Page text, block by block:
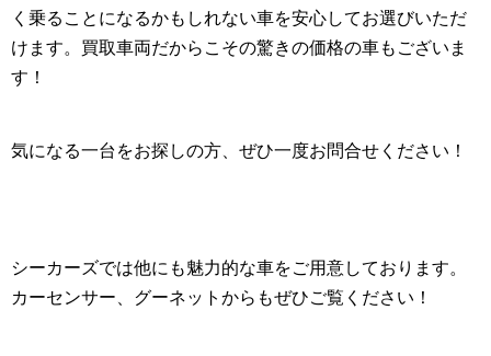
く乗ることになるかもしれない車を安心してお選びいただ
けます。買取車両だからこその驚きの価格の車もございま
す！
気になる一台をお探しの方、ぜひ一度お問合せください！
シーカーズでは他にも魅力的な車をご用意しております。
カーセンサー、グーネットからもぜひご覧ください！